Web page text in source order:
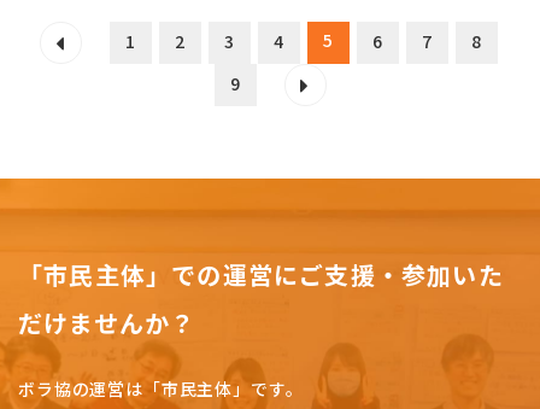
1 2 3 4 5 6 7
8
9
「市民主体」での運営にご支援・参加いた
だけませんか？
ボラ協の運営は「市民主体」です。